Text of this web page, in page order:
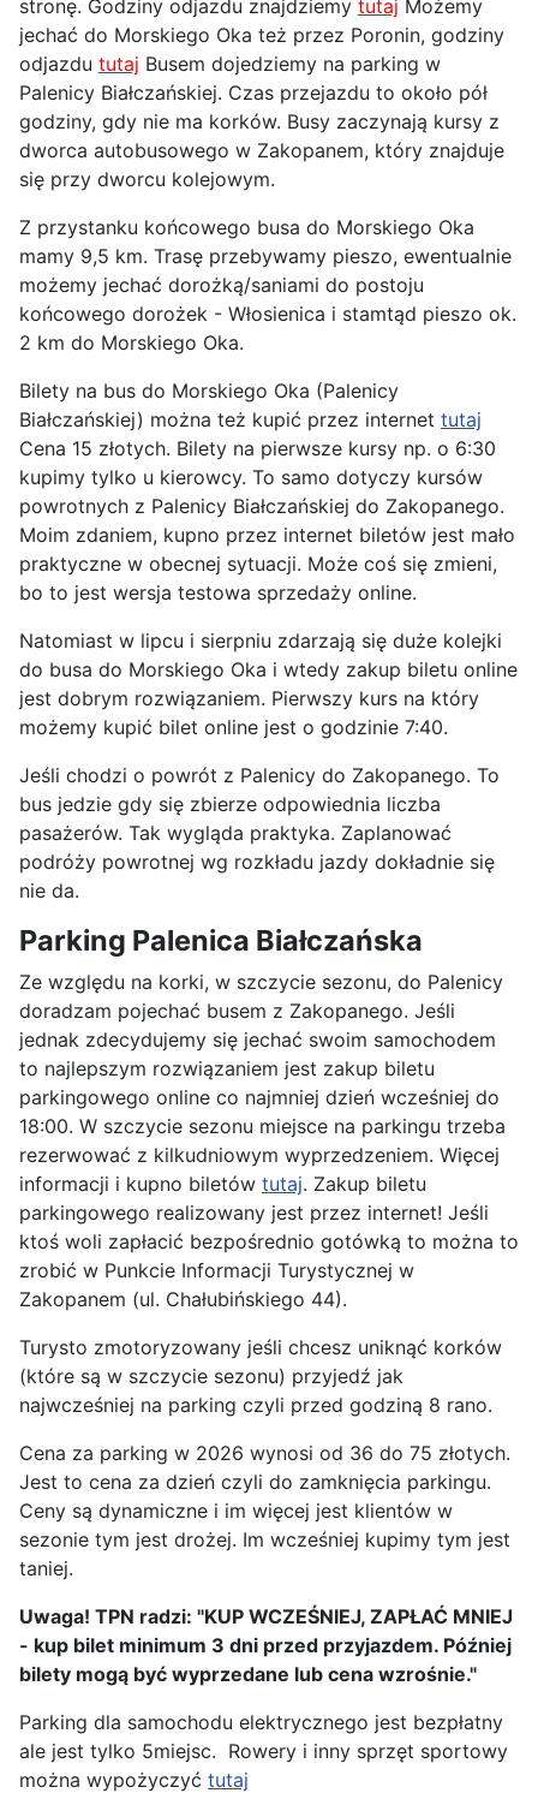
stronę. Godziny odjazdu znajdziemy tutaj Możemy
jechać do Morskiego Oka też przez Poronin, godziny
odjazdu tutaj Busem dojedziemy na parking w
Palenicy Białczańskiej. Czas przejazdu to około pół
godziny, gdy nie ma korków. Busy zaczynają kursy z
dworca autobusowego w Zakopanem, który znajduje
się przy dworcu kolejowym.
Z przystanku końcowego busa do Morskiego Oka
mamy 9,5 km. Trasę przebywamy pieszo, ewentualnie
możemy jechać dorożką/saniami do postoju
końcowego dorożek - Włosienica i stamtąd pieszo ok.
2 km do Morskiego Oka.
Bilety na bus do Morskiego Oka (Palenicy
Białczańskiej) można też kupić przez internet tutaj
Cena 15 złotych. Bilety na pierwsze kursy np. o 6:30
kupimy tylko u kierowcy. To samo dotyczy kursów
powrotnych z Palenicy Białczańskiej do Zakopanego.
Moim zdaniem, kupno przez internet biletów jest mało
praktyczne w obecnej sytuacji. Może coś się zmieni,
bo to jest wersja testowa sprzedaży online.
Natomiast w lipcu i sierpniu zdarzają się duże kolejki
do busa do Morskiego Oka i wtedy zakup biletu online
jest dobrym rozwiązaniem. Pierwszy kurs na który
możemy kupić bilet online jest o godzinie 7:40.
Jeśli chodzi o powrót z Palenicy do Zakopanego. To
bus jedzie gdy się zbierze odpowiednia liczba
pasażerów. Tak wygląda praktyka. Zaplanować
podróży powrotnej wg rozkładu jazdy dokładnie się
nie da.
Parking Palenica Białczańska
Ze względu na korki, w szczycie sezonu, do Palenicy
doradzam pojechać busem z Zakopanego. Jeśli
jednak zdecydujemy się jechać swoim samochodem
to najlepszym rozwiązaniem jest zakup biletu
parkingowego online co najmniej dzień wcześniej do
18:00. W szczycie sezonu miejsce na parkingu trzeba
rezerwować z kilkudniowym wyprzedzeniem. Więcej
informacji i kupno biletów tutaj. Zakup biletu
parkingowego realizowany jest przez internet! Jeśli
ktoś woli zapłacić bezpośrednio gotówką to można to
zrobić w Punkcie Informacji Turystycznej w
Zakopanem (ul. Chałubińskiego 44).
Turysto zmotoryzowany jeśli chcesz uniknąć korków
(które są w szczycie sezonu) przyjedź jak
najwcześniej na parking czyli przed godziną 8 rano.
Cena za parking w 2026 wynosi od 36 do 75 złotych.
Jest to cena za dzień czyli do zamknięcia parkingu.
Ceny są dynamiczne i im więcej jest klientów w
sezonie tym jest drożej. Im wcześniej kupimy tym jest
taniej.
Uwaga! TPN radzi: "KUP WCZEŚNIEJ, ZAPŁAĆ MNIEJ
- kup bilet minimum 3 dni przed przyjazdem. Później
bilety mogą być wyprzedane lub cena wzrośnie."
Parking dla samochodu elektrycznego jest bezpłatny
ale jest tylko 5miejsc. Rowery i inny sprzęt sportowy
można wypożyczyć tutaj